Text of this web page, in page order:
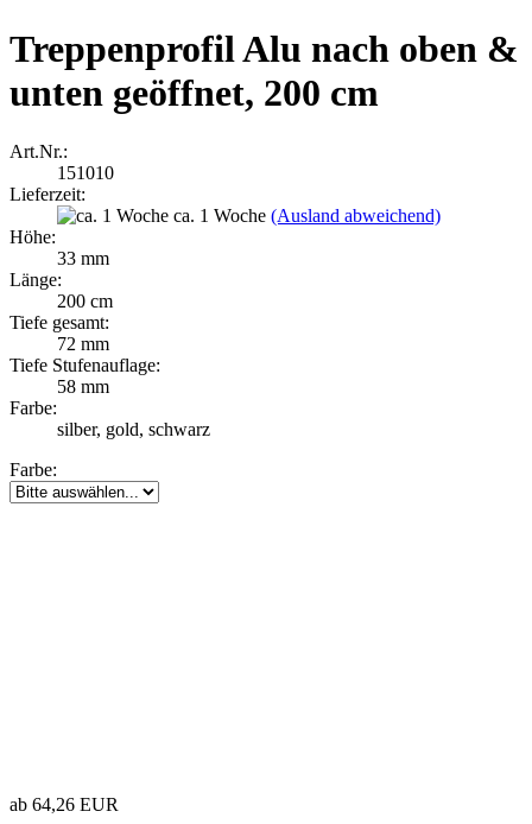
Treppenprofil Alu nach oben &
unten geöffnet, 200 cm
Art.Nr.:
151010
Lieferzeit:
ca. 1 Woche (Ausland abweichend)
Höhe:
33 mm
Länge:
200 cm
Tiefe gesamt:
72 mm
Tiefe Stufenauflage:
58 mm
Farbe:
silber, gold, schwarz
Farbe:
ab 64,26 EUR